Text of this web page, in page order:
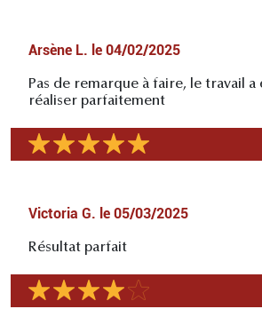
Arsène L. le 04/02/2025
Pas de remarque à faire, le travail a
réaliser parfaitement
Victoria G. le 05/03/2025
Résultat parfait